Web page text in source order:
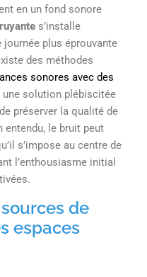
en un fond sonore
s’installe
plus éprouvante
des méthodes
sonores avec des
une solution plébiscitée
préserver la qualité de
entendu, le bruit peut
s’impose au centre de
l’enthousiasme initial
de
espaces